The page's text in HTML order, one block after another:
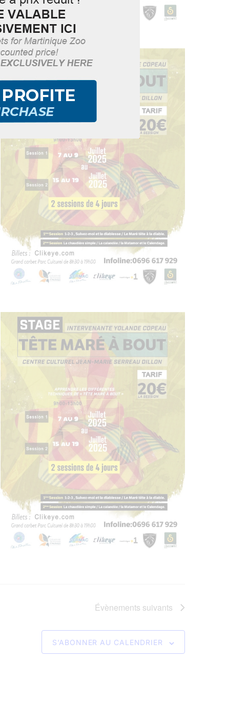
Évènements suivants
S’ABONNER AU CALENDRIER